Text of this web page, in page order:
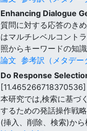
Enhancing Dialogue
質問に対する応答のき
はマルチレベルコント
照からキーワードの知
論文 参考訳（メタデー
Do Response
[11.465266718370536]
本研究では,検索に基づ
するための発話操作戦
(挿入、削除、検索)から